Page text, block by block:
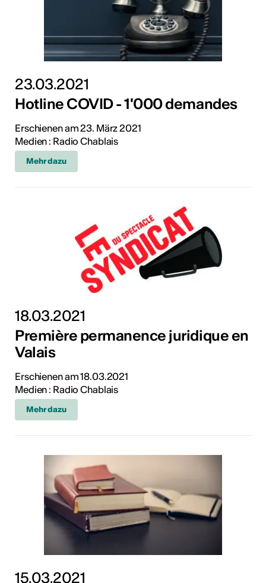
23.03.2021
Hotline COVID - 1'000 demandes
Erschienen am 23. März 2021
Medien : Radio Chablais
Mehr dazu
18.03.2021
Première permanence juridique en
Valais
Erschienen am 18.03.2021
Medien : Radio Chablais
Mehr dazu
15.03.2021